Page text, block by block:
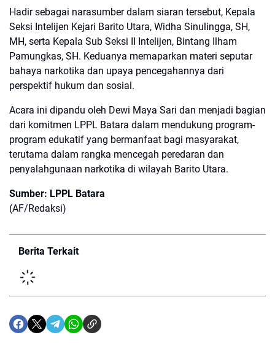
Hadir sebagai narasumber dalam siaran tersebut, Kepala
Seksi Intelijen Kejari Barito Utara, Widha Sinulingga, SH,
MH, serta Kepala Sub Seksi II Intelijen, Bintang Ilham
Pamungkas, SH. Keduanya memaparkan materi seputar
bahaya narkotika dan upaya pencegahannya dari
perspektif hukum dan sosial.
Acara ini dipandu oleh Dewi Maya Sari dan menjadi bagian
dari komitmen LPPL Batara dalam mendukung program-
program edukatif yang bermanfaat bagi masyarakat,
terutama dalam rangka mencegah peredaran dan
penyalahgunaan narkotika di wilayah Barito Utara.
Sumber: LPPL Batara
(AF/Redaksi)
Berita Terkait